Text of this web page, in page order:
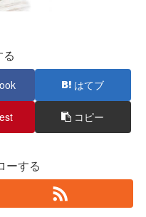
はてブ
コピー
ーする